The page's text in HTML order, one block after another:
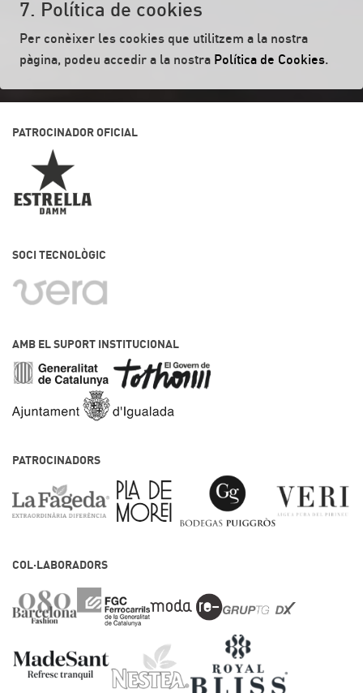
7. Política de cookies
Per conèixer les cookies que utilitzem a la nostra
pàgina, podeu accedir a la nostra Política de Cookies.
PATROCINADOR OFICIAL
SOCI TECNOLÒGIC
AMB EL SUPORT INSTITUCIONAL
PATROCINADORS
COL·LABORADORS